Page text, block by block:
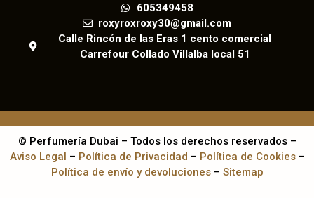
605349458
roxyroxroxy30@gmail.com
Calle Rincón de las Eras 1 cento comercial
Carrefour Collado Villalba local 51
© Perfumería Dubai – Todos los derechos reservados –
Aviso Legal – Política de Privacidad – Política de Cookies–
Política de envío y devoluciones– Sitemap